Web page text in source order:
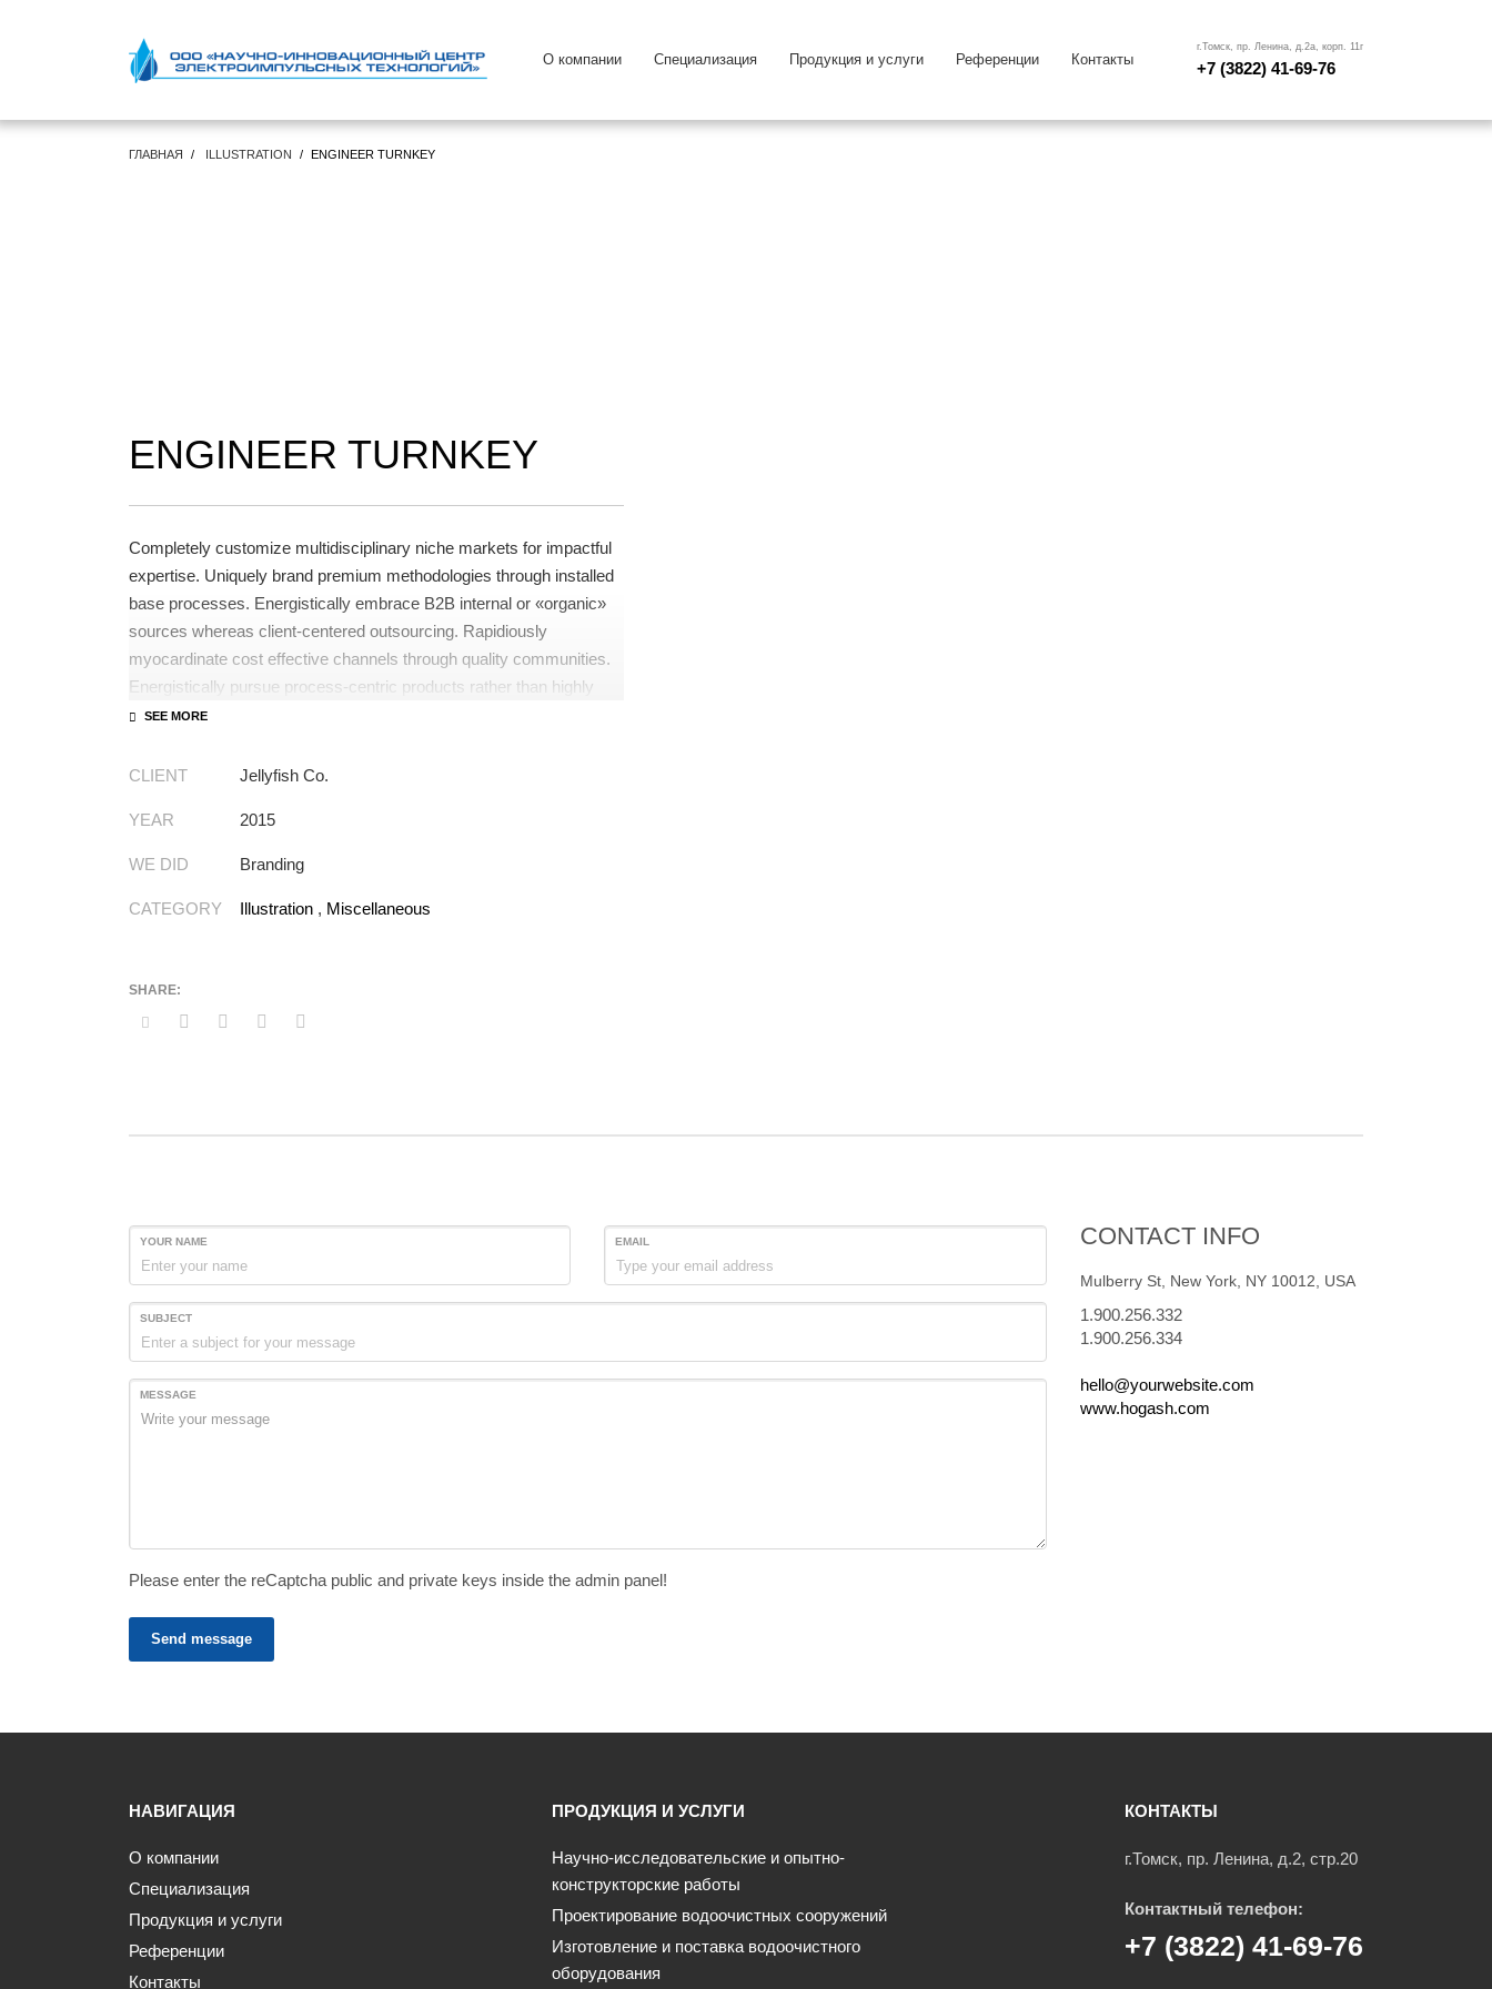
О компании Специализация Продукция и услуги Референции Контакты
г.Томск, пр. Ленина, д.2а, корп. 11г
+7 (3822) 41-69-76
ГЛАВНАЯ ILLUSTRATION ENGINEER TURNKEY
ENGINEER TURNKEY
Completely customize multidisciplinary niche markets for impactful
expertise. Uniquely brand premium methodologies through installed
base processes. Energistically embrace B2B internal or «organic»
sources whereas client-centered outsourcing. Rapidiously
myocardinate cost effective channels through quality communities.
Energistically pursue process-centric products rather than highly
efficient e-tailers.
inexpensive bandwidth. Seamlessly.
CLIENT Jellyfish Co.
YEAR 2015
WE DID Branding
CATEGORY Illustration, Miscellaneous
YOUR NAME EMAIL
SUBJECT
MESSAGE
Please enter the reCaptcha public and private keys inside the admin panel!
Send message
CONTACT INFO
Mulberry St, New York, NY 10012, USA
1.900.256.332
1.900.256.334
hello@yourwebsite.com
www.hogash.com
НАВИГАЦИЯ
О компании
Специализация
Продукция и услуги
Референции
Контакты
ПРОДУКЦИЯ И УСЛУГИ
Научно-исследовательские и опытно-
конструкторские работы
Проектирование водоочистных сооружений
Изготовление и поставка водоочистного
оборудования
КОНТАКТЫ
г.Томск, пр. Ленина, д.2, стр.20
Контактный телефон:
+7 (3822) 41-69-76